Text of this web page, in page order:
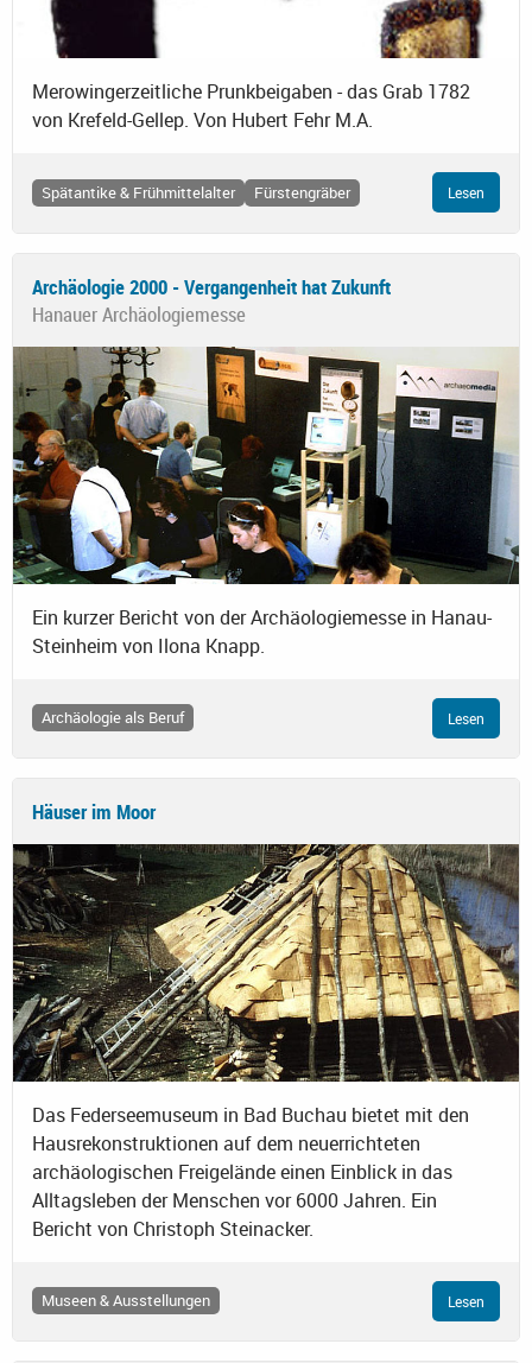
Merowingerzeitliche Prunkbeigaben - das Grab 1782
von Krefeld-Gellep. Von Hubert Fehr M.A.
Spätantike & Frühmittelalter Fürstengräber Lesen
Archäologie 2000 - Vergangenheit hat Zukunft
Hanauer Archäologiemesse
Ein kurzer Bericht von der Archäologiemesse in Hanau-
Steinheim von Ilona Knapp.
Archäologie als Beruf Lesen
Häuser im Moor
Das Federseemuseum in Bad Buchau bietet mit den
Hausrekonstruktionen auf dem neuerrichteten
archäologischen Freigelände einen Einblick in das
Alltagsleben der Menschen vor 6000 Jahren. Ein
Bericht von Christoph Steinacker.
Museen & Ausstellungen Lesen